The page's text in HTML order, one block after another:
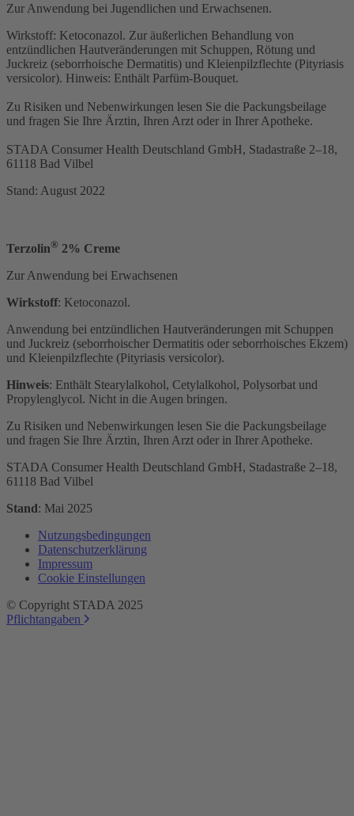
Zur Anwendung bei Jugendlichen und Erwachsenen.
Wirkstoff: Ketoconazol. Zur äußerlichen Behandlung von
entzündlichen Hautveränderungen mit Schuppen, Rötung und
Juckreiz (seborrhoische Dermatitis) und Kleienpilzflechte (Pityriasis
versicolor). Hinweis: Enthält Parfüm-Bouquet.
Zu Risiken und Nebenwirkungen lesen Sie die Packungsbeilage
und fragen Sie Ihre Ärztin, Ihren Arzt oder in Ihrer Apotheke.
STADA Consumer Health Deutschland GmbH, Stadastraße 2–18,
61118 Bad Vilbel
Stand: August 2022
Terzolin® 2% Creme
Zur Anwendung bei Erwachsenen
Wirkstoff: Ketoconazol.
Anwendung bei entzündlichen Hautveränderungen mit Schuppen
und Juckreiz (seborrhoischer Dermatitis oder seborrhoisches Ekzem)
und Kleienpilzflechte (Pityriasis versicolor).
Hinweis: Enthält Stearylalkohol, Cetylalkohol, Polysorbat und
Propylenglycol. Nicht in die Augen bringen.
Zu Risiken und Nebenwirkungen lesen Sie die Packungsbeilage
und fragen Sie Ihre Ärztin, Ihren Arzt oder in Ihrer Apotheke.
STADA Consumer Health Deutschland GmbH, Stadastraße 2–18,
61118 Bad Vilbel
Stand: Mai 2025
Nutzungsbedingungen
Datenschutzerklärung
Impressum
Cookie Einstellungen
© Copyright STADA 2025
Pflichtangaben